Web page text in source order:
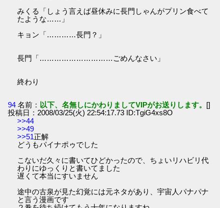
みくる「しょう言えば昼休みに長門しゃんがプリン食べて
たような……」
キョン「…………長門？」
長門「…………………………ごめんなさい」
終わり
94 名前： 以下、名無しにかわりましてVIPがお送りします。 []
投稿日：2008/03/25(火) 22:54:17.73 ID:TgiG4xs8O
>>44
>>49
>>51正解
どうもパイナポゥでした
こないだ久々に書いてひどかったので、ちょいリハビリ代
わりにゆっくりと書いてました
遅くて本当にすいません
途中の古泉が見た幻覚には元ネタがあり、宇宙人パナパナ
と言う漫画です